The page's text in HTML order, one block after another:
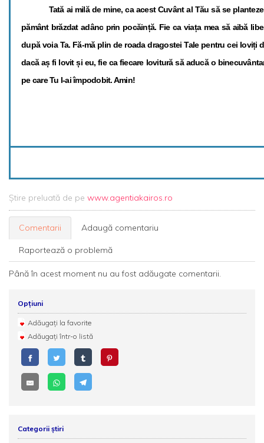
Tată ai milă de mine, ca acest Cuvânt al Tău să se planteze
pământ brăzdat adânc prin pocăință. Fie ca viața mea să aibă
după voia Ta. Fă-mă plin de roada dragostei Tale pentru cei loviți
dacă aș fi lovit și eu, fie ca fiecare lovitură să aducă o
pe care Tu l-ai împodobit. Amin!
Știre preluată de pe www.agentiakairos.ro
Comentarii Adaugă comentariu
Raportează o problemă
Până în acest moment nu au fost adăugate comentarii.
Opțiuni
Adăugați la favorite
Adăugați într-o listă
Categorii știri